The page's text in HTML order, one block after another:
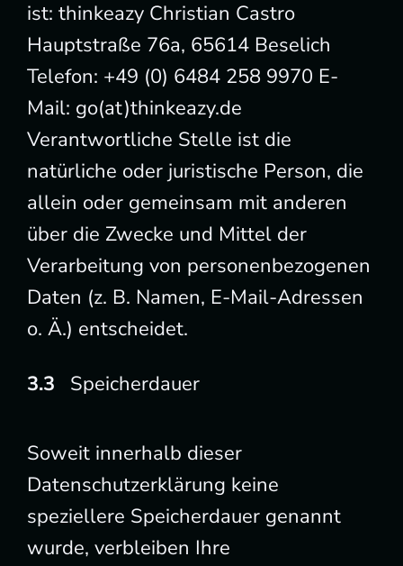
ist: thinkeazy Christian Castro
Hauptstraße 76a, 65614 Beselich
Telefon: +49 (0) 6484 258 9970 E-
Mail: go(at)thinkeazy.de
Verantwortliche Stelle ist die
natürliche oder juristische Person, die
allein oder gemeinsam mit anderen
über die Zwecke und Mittel der
Verarbeitung von personenbezogenen
Daten (z. B. Namen, E-Mail-Adressen
o. Ä.) entscheidet.
Speicherdauer
Soweit innerhalb dieser
Datenschutzerklärung keine
speziellere Speicherdauer genannt
wurde, verbleiben Ihre